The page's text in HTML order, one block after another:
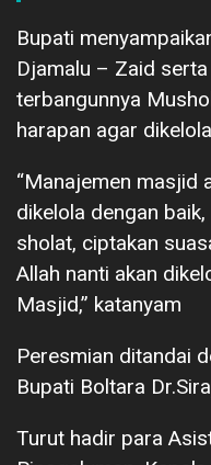
Bupati
Djamalu – Zaid
terbangunnya
harapan agar
“Manajemen masjid
dikelola dengan
sholat, ciptakan
Allah nanti akan
Masjid,” katanyam
Peresmian ditandai
Bupati Boltara
Turut hadir para